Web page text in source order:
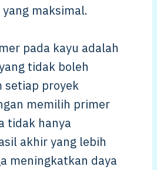
maksimal.
pada kayu adalah
tidak boleh
setiap proyek
memilih primer
tidak hanya
akhir yang lebih
meningkatkan daya